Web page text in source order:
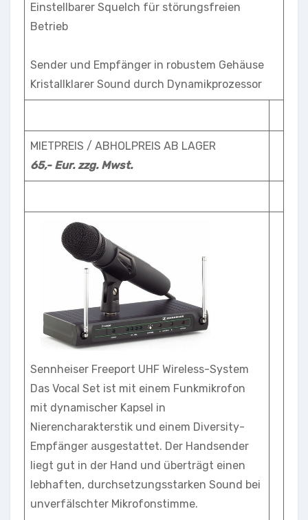
Einstellbarer Squelch für störungsfreien
Betrieb
Sender und Empfänger in robustem Gehäuse
Kristallklarer Sound durch Dynamikprozessor
MIETPREIS / ABHOLPREIS AB LAGER
65,- Eur. zzg. Mwst.
Sennheiser Freeport UHF Wireless-System
Das Vocal Set ist mit einem Funkmikrofon
mit dynamischer Kapsel in
Nierencharakterstik und einem Diversity-
Empfänger ausgestattet. Der Handsender
liegt gut in der Hand und überträgt einen
lebhaften, durchsetzungsstarken Sound bei
unverfälschter Mikrofonstimme.